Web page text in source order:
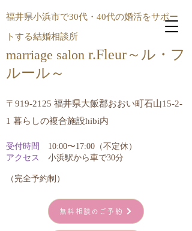
福井県小浜市で30代・40代の婚活をサポー
トする結婚相談所
marriage salon r.Fleur～ル・フ
ルール​～
〒919-2125 福井県大飯郡おおい町石山15-2-
1 暮らしの複合施設hibi内
受付時間
10:00〜17:00（不定休）
アクセス
小浜駅から車で30分
無料相談のご予約
​（完全予約制）